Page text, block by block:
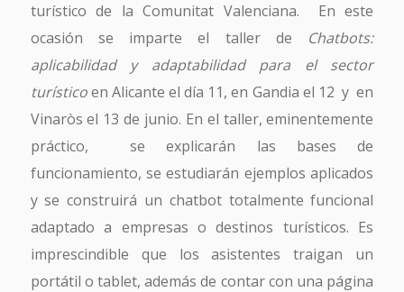
turístico de la Comunitat Valenciana. En este
ocasión se imparte el taller de Chatbots:
aplicabilidad y adaptabilidad para el sector
turísticoen Alicante el día 11, en Gandia el 12 y en
Vinaròs el 13 de junio. En el taller, eminentemente
práctico, se explicarán las bases de
funcionamiento, se estudiarán ejemplos aplicados
y se construirá un chatbot totalmente funcional
adaptado a empresas o destinos turísticos. Es
imprescindible que los asistentes traigan un
portátil o tablet, además de contar con una página